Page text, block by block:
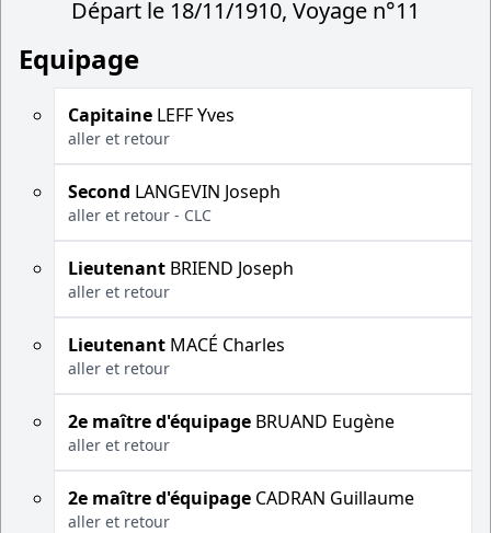
Départ le 18/11/1910, Voyage n°11
Equipage
Capitaine LEFF Yves
aller et retour
Second LANGEVIN Joseph
aller et retour - CLC
Lieutenant BRIEND Joseph
aller et retour
Lieutenant MACÉ Charles
aller et retour
2e maître d'équipage BRUAND Eugène
aller et retour
2e maître d'équipage CADRAN Guillaume
aller et retour